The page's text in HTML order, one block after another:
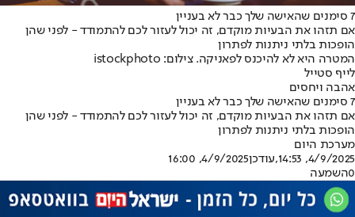
7 סימנים שהאישה שלך כבר לא בעניין
אם תזהו את הבעיות מוקדם, זה יכול לעזור לכם להתמודד - לפני שהן
הופכות בלתי ניתנות לפתרון
המטרה היא לא להיכנס לפאניקה. צילום: istockphoto
לייף סטייל
אהבה ויחסים
7 סימנים שהאישה שלך כבר לא בעניין
אם תזהו את הבעיות מוקדם, זה יכול לעזור לכם להתמודד - לפני שהן
הופכות בלתי ניתנות לפתרון
מערכת היום
4/9/2025, 14:53
,עודכן4/9/2025, 16:00
0השמעה